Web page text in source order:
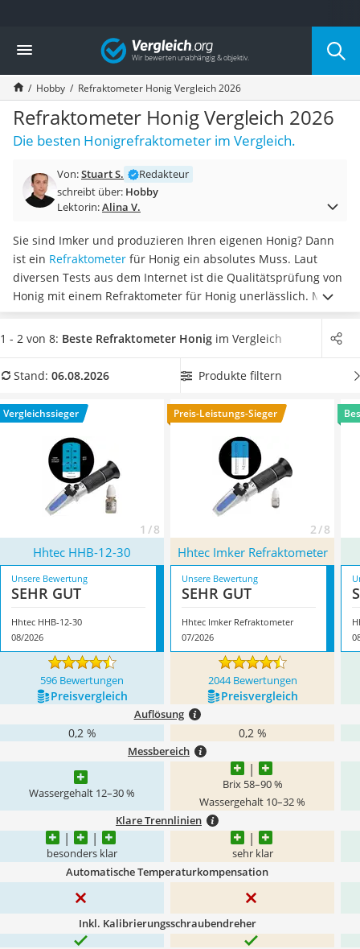
Die beliebtesten Vergleiche nach Kategorie
Freizeit & Sport
Gartentrampolin
Trampolin
Metalldetektor
Eufab-Fahrradträger
Trampolin 366 cm
Aluminium-Koffer
Futterboot
E-Bike-Dreirad
Trekkingschuhe Herren
Reisetasche mit Rollen
Klimmzugstation
Koffer
Nachtsichtgerät
Handgepäck-Koffer
Wanderschuhe Herren
Sicherheitsweste Reiten
Vergleich
Hobby Refraktometer Honig Vergleich 2026
Refraktometer Honig Vergleich 2026
Die besten Honigrefraktometer im Vergleich.
Von:Stuart S.
Redakteur
schreibt über: Hobby
Lektorin:Alina V.
Sie sind Imker und produzieren Ihren eigenen Honig? Dann
ist ein Refraktometer für Honig ein absolutes Muss. Laut
diversen Tests aus dem Internet ist die Qualitätsprüfung von
Honig mit einem Refraktometer für Honig unerlässlich. Mit
diesem Gerät ist es Ihnen möglich,den Zuckergehalt, den
Wassergehalt oder auch die Dichte des Honigs zu messen.
Refraktometer für Honig mit klaren Trennlinien, um Ihre
hat uns hier im August 2026 besonders das Modell
HHB-12-30* mit seinen Eigenschaften.
1 - 2 von 8: Beste Refraktometer Honig im Vergleich
Stand: 06.08.2026 Produkte filtern
Vergleichssieger
1 / 8
Preis-Leistungs-Sieger
2 / 8
Hhtec HHB-12-30 Hhtec Imker Refraktometer
Unsere Bewertung
SEHR GUT
Hhtec HHB-12-30
08/2026
Unsere Bewertung
SEHR GUT
Hhtec Imker Refraktometer
07/2026
596 Bewertungen 2044 Bewertungen
Preis­vergleich Preis­vergleich
Auflösung
0,2 % 0,2 %
Messbereich
Wassergehalt 12–30 %
Brix 58–90 %
Wassergehalt 10–32 %
Klare Trennlinien
besonders klar sehr klar
Automatische Temperaturkompensation
Inkl. Kalibrierungsschraubendreher